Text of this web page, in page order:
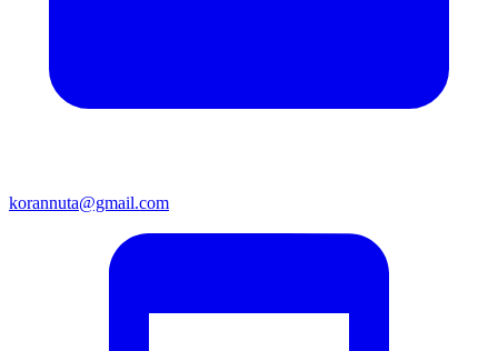
korannuta@gmail.com